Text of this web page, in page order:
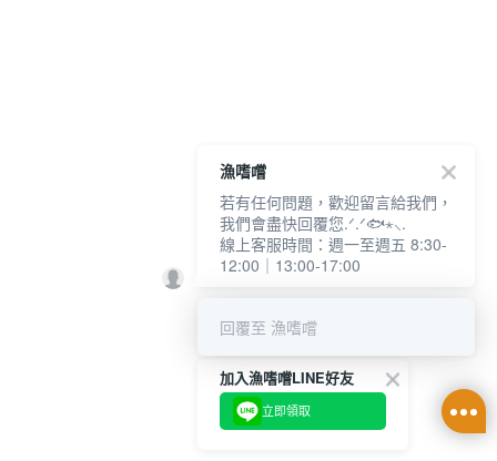
加入漁嗜嚐LINE好友
立即領取
漁嗜嚐
若有任何問題，歡迎留言給我們，
我們會盡快回覆您.ᐟ.ᐟ🐟⋆⸜.
線上客服時間：週一至週五 8:30-
12:00｜13:00-17:00
回覆至 漁嗜嚐